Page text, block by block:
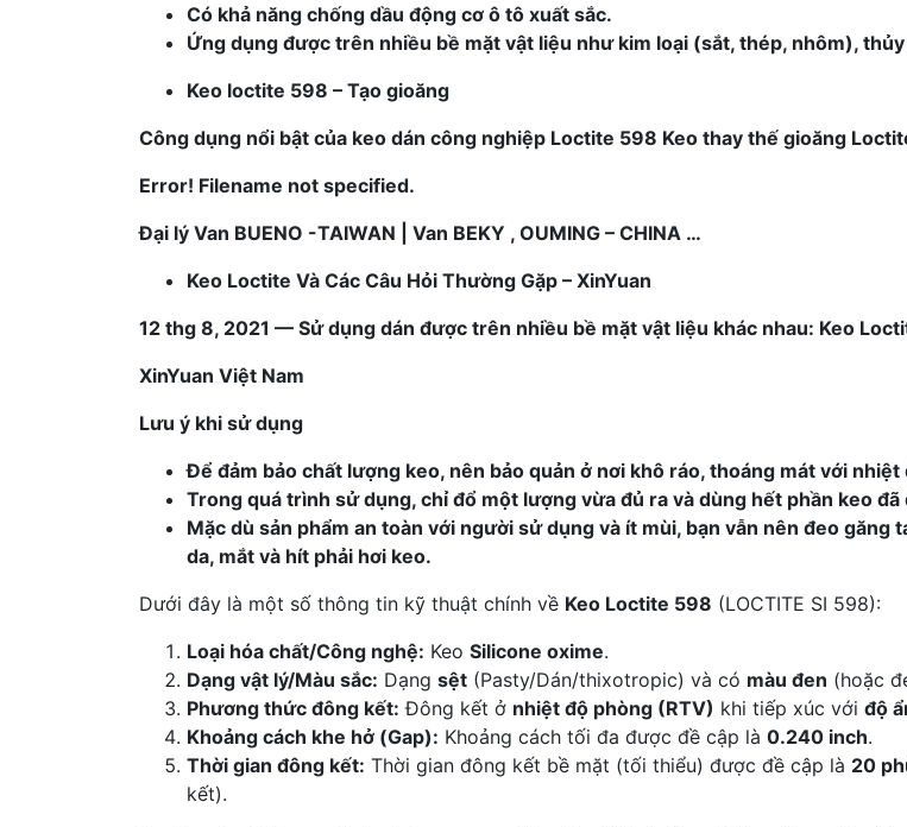
Có khả năng chống dầu động cơ ô tô xuất sắc.
Ứng dụng được trên nhiều bề mặt vật liệu như kim loại (sắt, thép, nhôm),
Keo loctite 598 – Tạo gioăng
Công dụng nổi bật của keo dán công nghiệp Loctite 598 Keo thay thế gioăng
Error! Filename not specified.
Đại lý Van BUENO -TAIWAN | Van BEKY , OUMING – CHINA …
Keo Loctite Và Các Câu Hỏi Thường Gặp – XinYuan
12 thg 8, 2021 — Sử dụng dán được trên nhiều bề mặt vật liệu khác nhau: Keo
XinYuan Việt Nam
Lưu ý khi sử dụng
Để đảm bảo chất lượng keo, nên bảo quản ở nơi khô ráo, thoáng mát với nhiệt
Trong quá trình sử dụng, chỉ đổ một lượng vừa đủ ra và dùng hết phần keo
Mặc dù sản phẩm an toàn với người sử dụng và ít mùi, bạn vẫn nên đeo
da, mắt và hít phải hơi keo.
Dưới đây là một số thông tin kỹ thuật chính về Keo Loctite 598 (LOCTITE SI 598):
Loại hóa chất/Công nghệ: Keo Silicone oxime.
Dạng vật lý/Màu sắc: Dạng sệt (Pasty/Dán/thixotropic) và có màu đen (hoặc
Phương thức đông kết: Đông kết ở nhiệt độ phòng (RTV) khi tiếp xúc với độ
Khoảng cách khe hở (Gap): Khoảng cách tối đa được đề cập là 0.240 inch.
Thời gian đông kết: Thời gian đông kết bề mặt (tối thiểu) được đề cập là 20
kết).